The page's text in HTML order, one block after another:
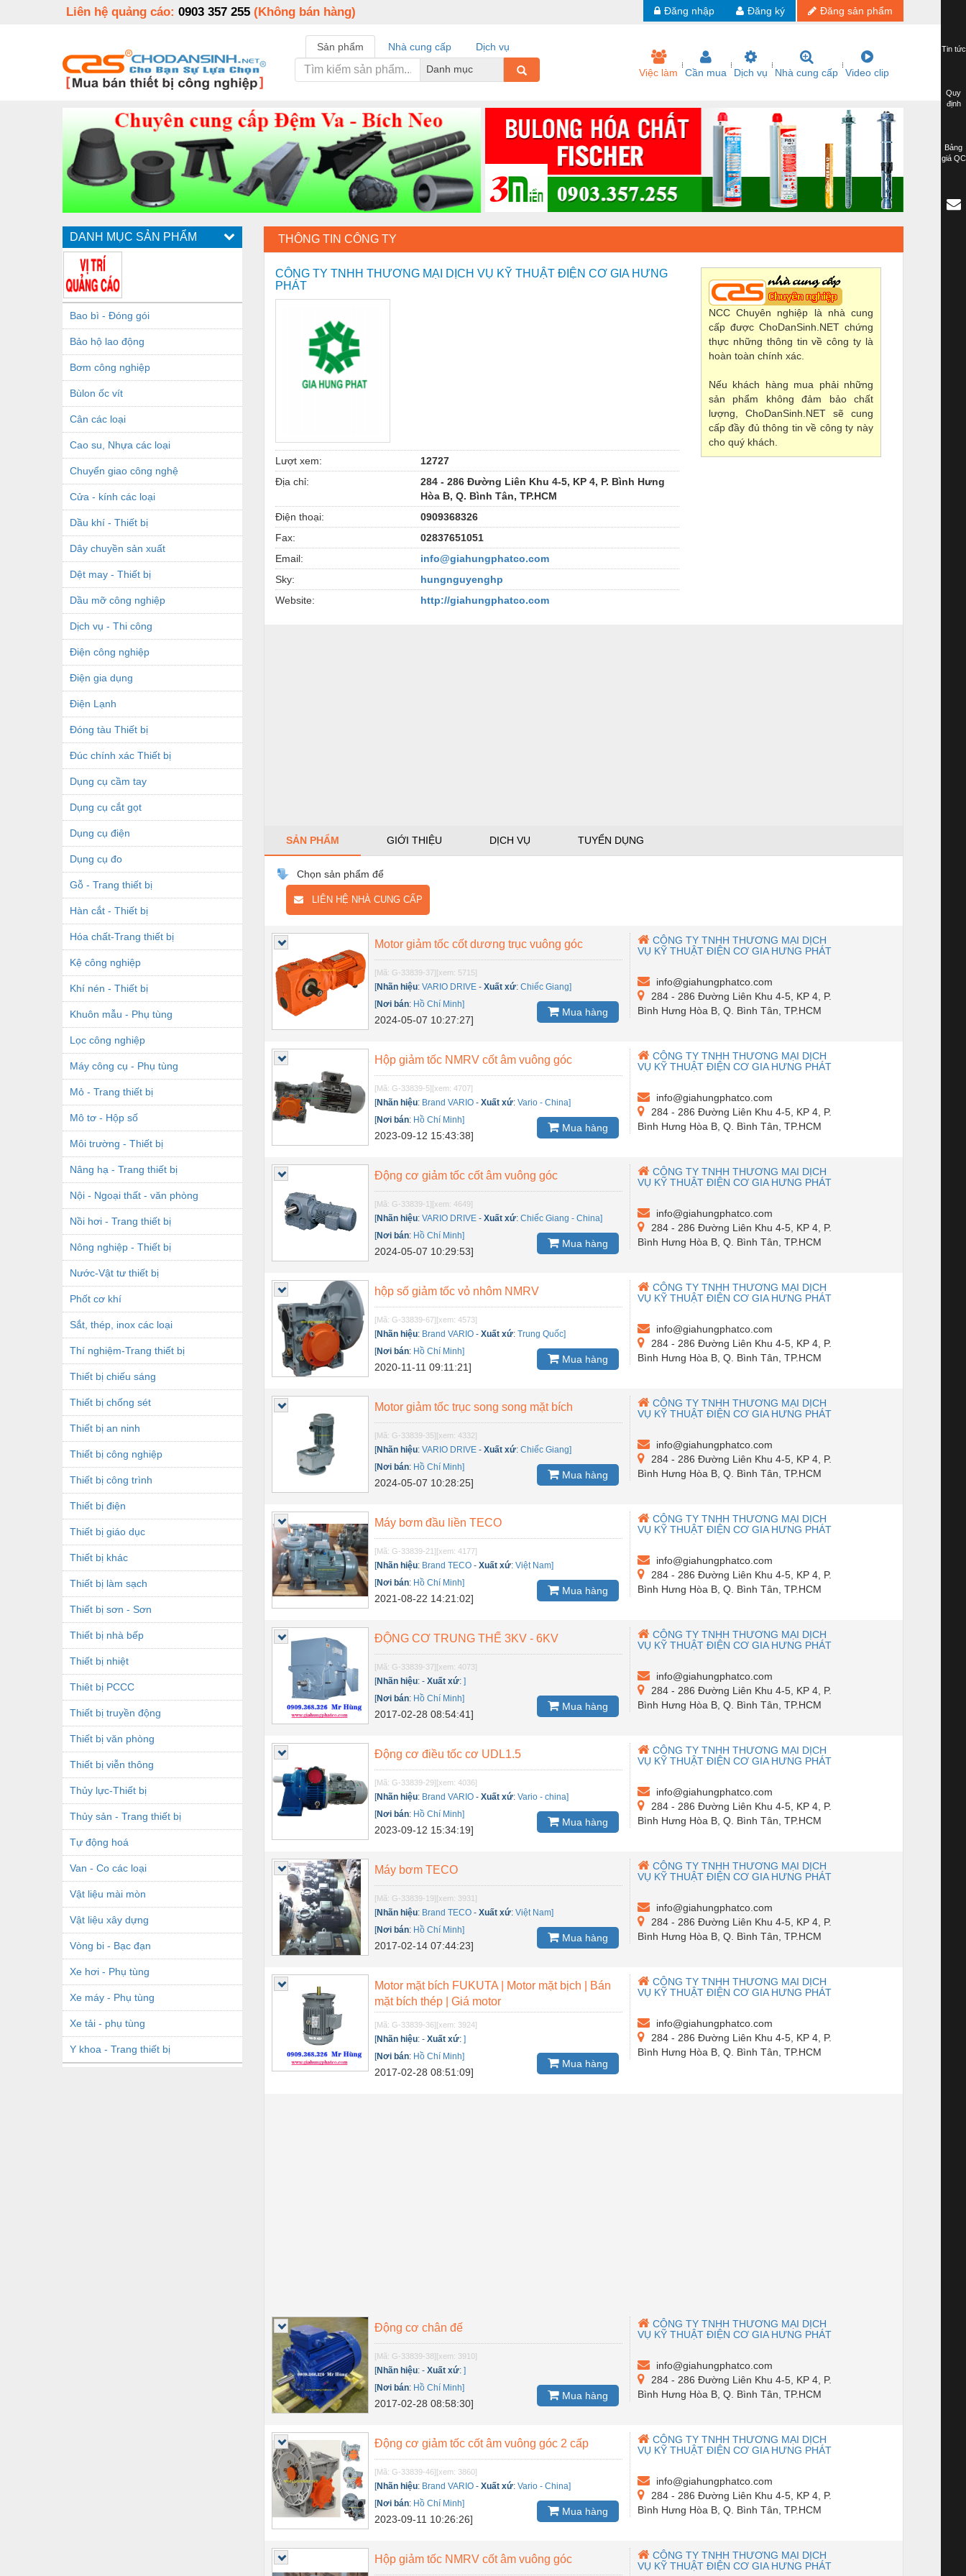
Liên hệ quảng cáo: 0903 357 255 (Không bán hàng) Đăng sản phẩm
Đăng ký
Đăng nhập
Sản phẩm Nhà cung cấp
Dịch vụ
Danh mục
Việc làm Cần mua Dịch vụ Nhà cung cấp Video clip
DANH MỤC SẢN PHẨM
Bao bì - Đóng gói
Bảo hộ lao động
Bơm công nghiệp
Bùlon ốc vít
Cân các loại
Cao su, Nhựa các loại
Chuyển giao công nghệ
Cửa - kính các loại
Dầu khí - Thiết bị
Dây chuyền sản xuất
Dệt may - Thiết bị
Dầu mỡ công nghiệp
Dịch vụ - Thi công
Điện công nghiệp
Điện gia dụng
Điện Lạnh
Đóng tàu Thiết bị
Đúc chính xác Thiết bị
Dụng cụ cầm tay
Dụng cụ cắt gọt
Dụng cụ điện
Dụng cụ đo
Gỗ - Trang thiết bị
Hàn cắt - Thiết bị
Hóa chất-Trang thiết bị
Kệ công nghiệp
Khí nén - Thiết bị
Khuôn mẫu - Phụ tùng
Lọc công nghiệp
Máy công cụ - Phụ tùng
Mỏ - Trang thiết bị
Mô tơ - Hộp số
Môi trường - Thiết bị
Nâng hạ - Trang thiết bị
Nội - Ngoại thất - văn phòng
Nồi hơi - Trang thiết bị
Nông nghiệp - Thiết bị
Nước-Vật tư thiết bị
Phốt cơ khí
Sắt, thép, inox các loại
Thí nghiệm-Trang thiết bị
Thiết bị chiếu sáng
Thiết bị chống sét
Thiết bị an ninh
Thiết bị công nghiệp
Thiết bị công trình
Thiết bị điện
Thiết bị giáo dục
Thiết bị khác
Thiết bị làm sạch
Thiết bị sơn - Sơn
Thiết bị nhà bếp
Thiết bị nhiệt
Thiêt bị PCCC
Thiết bị truyền động
Thiết bị văn phòng
Thiết bị viễn thông
Thủy lực-Thiết bị
Thủy sản - Trang thiết bị
Tự động hoá
Van - Co các loại
Vật liệu mài mòn
Vật liệu xây dựng
Vòng bi - Bạc đạn
Xe hơi - Phụ tùng
Xe máy - Phụ tùng
Xe tải - phụ tùng
Y khoa - Trang thiết bị
THÔNG TIN CÔNG TY
CÔNG TY TNHH THƯƠNG MẠI DỊCH VỤ KỸ THUẬT ĐIỆN CƠ GIA HƯNG
PHÁT
Lượt xem:
12727
Địa chỉ:
284 - 286 Đường Liên Khu 4-5, KP 4, P. Bình Hưng
Hòa B, Q. Bình Tân, TP.HCM
Điện thoại:
0909368326
Fax:
02837651051
Email:
info@giahungphatco.com
Sky:
hungnguyenghp
Website:
http://giahungphatco.com
NCC Chuyên nghiệp là nhà cung
cấp được ChoDanSinh.NET chứng
thực những thông tin về công ty là
hoàn toàn chính xác.
Nếu khách hàng mua phải những
sản phẩm không đảm bảo chất
lượng, ChoDanSinh.NET sẽ cung
cấp đầy đủ thông tin về công ty này
cho quý khách.
SẢN PHẨM GIỚI THIỆU DỊCH VỤ TUYỂN DỤNG
Chọn sản phẩm để
LIÊN HỆ NHÀ CUNG CẤP
Motor giảm tốc cốt dương trục vuông góc
[Mã: G-33839-37][xem: 5715]
[Nhãn hiệu:VARIO DRIVE -Xuất xứ:Chiếc Giang]
[Nơi bán: Hồ Chí Minh]
2024-05-07 10:27:27]
Mua hàng
CÔNG TY TNHH THƯƠNG MẠI DỊCH
VỤ KỸ THUẬT ĐIỆN CƠ GIA HƯNG PHÁT
info@giahungphatco.com
284 - 286 Đường Liên Khu 4-5, KP 4, P.
Bình Hưng Hòa B, Q. Bình Tân, TP.HCM
Hộp giảm tốc NMRV cốt âm vuông góc
[Mã: G-33839-5][xem: 4707]
[Nhãn hiệu: Brand VARIO -Xuất xứ:Vario - China]
[Nơi bán: Hồ Chí Minh]
2023-09-12 15:43:38]
Mua hàng
CÔNG TY TNHH THƯƠNG MẠI DỊCH
VỤ KỸ THUẬT ĐIỆN CƠ GIA HƯNG PHÁT
info@giahungphatco.com
284 - 286 Đường Liên Khu 4-5, KP 4, P.
Bình Hưng Hòa B, Q. Bình Tân, TP.HCM
Động cơ giảm tốc cốt âm vuông góc
[Mã: G-33839-1][xem: 4649]
[Nhãn hiệu:VARIO DRIVE -Xuất xứ:Chiếc Giang - China]
[Nơi bán: Hồ Chí Minh]
2024-05-07 10:29:53]
Mua hàng
CÔNG TY TNHH THƯƠNG MẠI DỊCH
VỤ KỸ THUẬT ĐIỆN CƠ GIA HƯNG PHÁT
info@giahungphatco.com
284 - 286 Đường Liên Khu 4-5, KP 4, P.
Bình Hưng Hòa B, Q. Bình Tân, TP.HCM
hộp số giảm tốc vỏ nhôm NMRV
[Mã: G-33839-67][xem: 4573]
[Nhãn hiệu: Brand VARIO -Xuất xứ:Trung Quốc]
[Nơi bán: Hồ Chí Minh]
2020-11-11 09:11:21]
Mua hàng
CÔNG TY TNHH THƯƠNG MẠI DỊCH
VỤ KỸ THUẬT ĐIỆN CƠ GIA HƯNG PHÁT
info@giahungphatco.com
284 - 286 Đường Liên Khu 4-5, KP 4, P.
Bình Hưng Hòa B, Q. Bình Tân, TP.HCM
Motor giảm tốc trục song song mặt bích
[Mã: G-33839-35][xem: 4332]
[Nhãn hiệu:VARIO DRIVE -Xuất xứ:Chiếc Giang]
[Nơi bán: Hồ Chí Minh]
2024-05-07 10:28:25]
Mua hàng
CÔNG TY TNHH THƯƠNG MẠI DỊCH
VỤ KỸ THUẬT ĐIỆN CƠ GIA HƯNG PHÁT
info@giahungphatco.com
284 - 286 Đường Liên Khu 4-5, KP 4, P.
Bình Hưng Hòa B, Q. Bình Tân, TP.HCM
Máy bơm đầu liền TECO
[Mã: G-33839-21][xem: 4177]
[Nhãn hiệu: Brand TECO -Xuất xứ:Việt Nam]
[Nơi bán: Hồ Chí Minh]
2021-08-22 14:21:02]
Mua hàng
CÔNG TY TNHH THƯƠNG MẠI DỊCH
VỤ KỸ THUẬT ĐIỆN CƠ GIA HƯNG PHÁT
info@giahungphatco.com
284 - 286 Đường Liên Khu 4-5, KP 4, P.
Bình Hưng Hòa B, Q. Bình Tân, TP.HCM
ĐỘNG CƠ TRUNG THẾ 3KV - 6KV
[Mã: G-33839-37][xem: 4073]
[Nhãn hiệu:-Xuất xứ:]
[Nơi bán: Hồ Chí Minh]
2017-02-28 08:54:41]
Mua hàng
CÔNG TY TNHH THƯƠNG MẠI DỊCH
VỤ KỸ THUẬT ĐIỆN CƠ GIA HƯNG PHÁT
info@giahungphatco.com
284 - 286 Đường Liên Khu 4-5, KP 4, P.
Bình Hưng Hòa B, Q. Bình Tân, TP.HCM
Động cơ điều tốc cơ UDL1.5
[Mã: G-33839-29][xem: 4036]
[Nhãn hiệu: Brand VARIO -Xuất xứ:Vario - china]
[Nơi bán: Hồ Chí Minh]
2023-09-12 15:34:19]
Mua hàng
CÔNG TY TNHH THƯƠNG MẠI DỊCH
VỤ KỸ THUẬT ĐIỆN CƠ GIA HƯNG PHÁT
info@giahungphatco.com
284 - 286 Đường Liên Khu 4-5, KP 4, P.
Bình Hưng Hòa B, Q. Bình Tân, TP.HCM
Máy bơm TECO
[Mã: G-33839-19][xem: 3931]
[Nhãn hiệu: Brand TECO -Xuất xứ:Việt Nam]
[Nơi bán: Hồ Chí Minh]
2017-02-14 07:44:23]
Mua hàng
CÔNG TY TNHH THƯƠNG MẠI DỊCH
VỤ KỸ THUẬT ĐIỆN CƠ GIA HƯNG PHÁT
info@giahungphatco.com
284 - 286 Đường Liên Khu 4-5, KP 4, P.
Bình Hưng Hòa B, Q. Bình Tân, TP.HCM
Motor mặt bích FUKUTA | Motor mặt bịch | Bán
mặt bích thép | Giá motor
[Mã: G-33839-36][xem: 3924]
[Nhãn hiệu:-Xuất xứ:]
[Nơi bán: Hồ Chí Minh]
2017-02-28 08:51:09]
Mua hàng
CÔNG TY TNHH THƯƠNG MẠI DỊCH
VỤ KỸ THUẬT ĐIỆN CƠ GIA HƯNG PHÁT
info@giahungphatco.com
284 - 286 Đường Liên Khu 4-5, KP 4, P.
Bình Hưng Hòa B, Q. Bình Tân, TP.HCM
Động cơ chân đế
[Mã: G-33839-38][xem: 3910]
[Nhãn hiệu:-Xuất xứ:]
[Nơi bán: Hồ Chí Minh]
2017-02-28 08:58:30]
Mua hàng
CÔNG TY TNHH THƯƠNG MẠI DỊCH
VỤ KỸ THUẬT ĐIỆN CƠ GIA HƯNG PHÁT
info@giahungphatco.com
284 - 286 Đường Liên Khu 4-5, KP 4, P.
Bình Hưng Hòa B, Q. Bình Tân, TP.HCM
Động cơ giảm tốc cốt âm vuông góc 2 cấp
[Mã: G-33839-46][xem: 3860]
[Nhãn hiệu: Brand VARIO -Xuất xứ:Vario - China]
[Nơi bán: Hồ Chí Minh]
2023-09-11 10:26:26]
Mua hàng
CÔNG TY TNHH THƯƠNG MẠI DỊCH
VỤ KỸ THUẬT ĐIỆN CƠ GIA HƯNG PHÁT
info@giahungphatco.com
284 - 286 Đường Liên Khu 4-5, KP 4, P.
Bình Hưng Hòa B, Q. Bình Tân, TP.HCM
Hộp giảm tốc NMRV cốt âm vuông góc
CÔNG TY TNHH THƯƠNG MẠI DỊCH
VỤ KỸ THUẬT ĐIỆN CƠ GIA HƯNG PHÁT
Tin tức
Quy
định
Bảng
giá QC